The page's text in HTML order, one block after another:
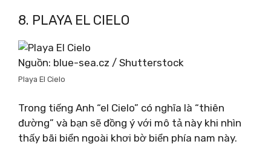
8. PLAYA EL CIELO
Nguồn: blue-sea.cz / Shutterstock
Playa El Cielo
Trong tiếng Anh “el Cielo” có nghĩa là “thiên
đường” và bạn sẽ đồng ý với mô tả này khi nhìn
thấy bãi biển ngoài khơi bờ biển phía nam này.